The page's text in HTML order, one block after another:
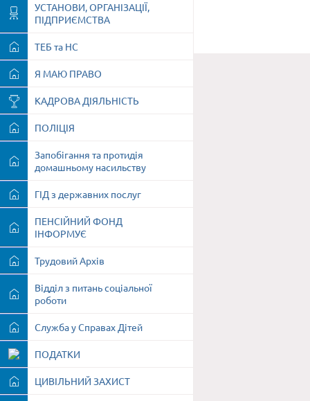
УСТАНОВИ, ОРГАНІЗАЦІЇ,
ПІДПРИЄМСТВА
ТЕБ та НС
Я МАЮ ПРАВО
КАДРОВА ДІЯЛЬНІСТЬ
ПОЛІЦІЯ
Запобігання та протидія
домашньому насильству
ГІД з державних послуг
ПЕНСІЙНИЙ ФОНД
ІНФОРМУЄ
Трудовий Архів
Відділ з питань соціальної
роботи
Служба у Справах Дітей
ПОДАТКИ
ЦИВІЛЬНИЙ ЗАХИСТ